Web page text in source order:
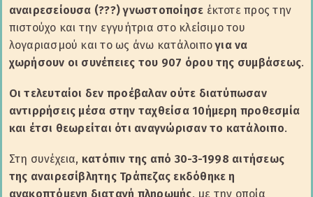
αναιρεσείουσα (???) γνωστοποίησε έκτοτε προς την
πιστούχο και την εγγυήτρια στο κλείσιμο του
λογαριασμού και το ως άνω κατάλοιπογια να
χωρήσουν οι συνέπειες του 907 όρου της συμβάσεως.
Οι τελευταίοι δεν προέβαλαν ούτε διατύπωσαν
αντιρρήσεις μέσα στην ταχθείσα 10ήμερη προθεσμία
και έτσι θεωρείται ότι αναγνώρισαν το κατάλοιπο.
Στη συνέχεια, κατόπιν της από 30-3-1998 αιτήσεως
της αναιρεσίβλητης Τράπεζας εκδόθηκε η
ανακοπτόμενη διαταγή πληρωμής, με την οποία